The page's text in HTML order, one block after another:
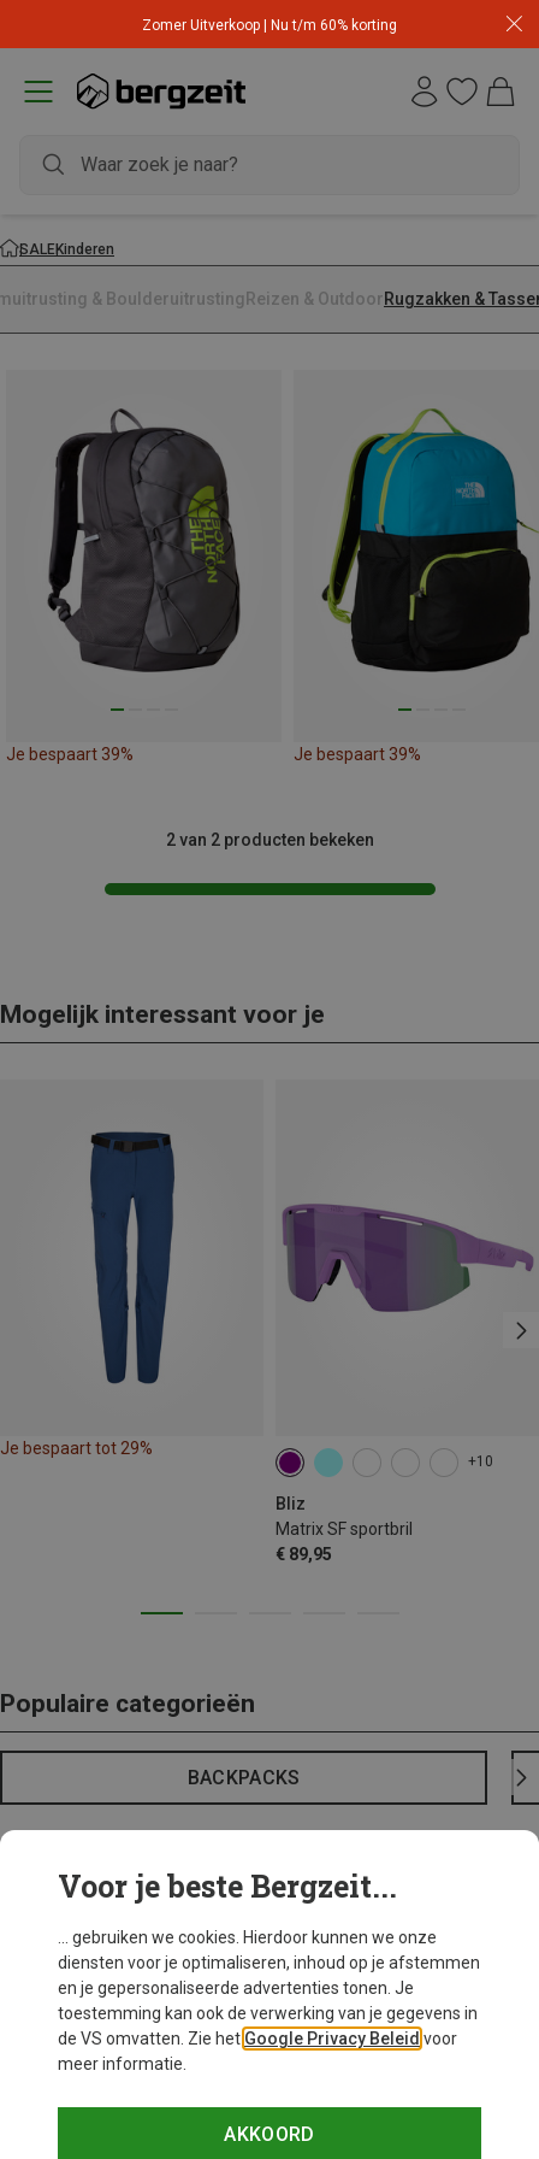
Zomer Uitverkoop | Nu t/m 60% korting
SALEKinderen
& Boulderuitrusting Reizen & OutdoorRugzakken &
Je bespaart 39% Je bespaart 39%
2 van 2 producten bekeken
Mogelijk interessant voor je
Je bespaart tot 29%
+10
Bliz
Matrix SF sportbril
€ 89,95
Populaire categorieën
BACKPACKS
Voor je beste Bergzeit...
... gebruiken we cookies. Hierdoor kunnen we onze
diensten voor je optimaliseren, inhoud op je afstemmen
en je gepersonaliseerde advertenties tonen. Je
toestemming kan ook de verwerking van je gegevens in
de VS omvatten. Zie het Google Privacy Beleid voor
meer informatie.
AKKOORD